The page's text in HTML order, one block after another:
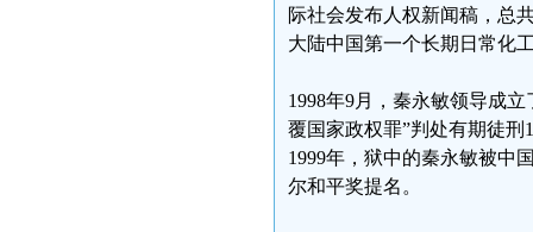
际社会发布人权新闻稿，总
大陆中国第一个长期日常化
1998年9月，秦永敏领导成
覆国家政权罪”判处有期徒
1999年，狱中的秦永敏被中
尔和平奖提名。